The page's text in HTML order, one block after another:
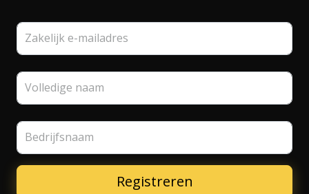
Zakelijk e-mailadres
Volledige naam
Bedrijfsnaam